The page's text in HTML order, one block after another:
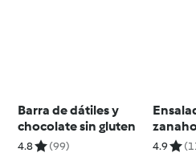
Barra de dátiles y
chocolate sin gluten
4.8 (99) 4.9